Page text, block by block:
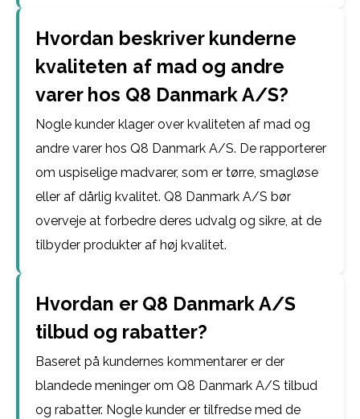
Hvordan beskriver kunderne
kvaliteten af mad og andre
varer hos Q8 Danmark A/S?
Nogle kunder klager over kvaliteten af mad og
andre varer hos Q8 Danmark A/S. De rapporterer
om uspiselige madvarer, som er tørre, smagløse
eller af dårlig kvalitet. Q8 Danmark A/S bør
overveje at forbedre deres udvalg og sikre, at de
tilbyder produkter af høj kvalitet.
Hvordan er Q8 Danmark A/S
tilbud og rabatter?
Baseret på kundernes kommentarer er der
blandede meninger om Q8 Danmark A/S tilbud
og rabatter. Nogle kunder er tilfredse med de